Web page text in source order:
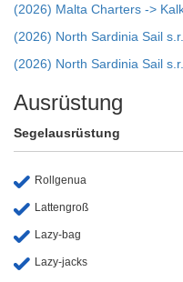
(2026) Malta Charters ->
(2026) North Sardinia Sail
(2026) North Sardinia Sail
Ausrüstung
Segelausrüstung
Rollgenua
Lattengroß
Lazy-bag
Lazy-jacks